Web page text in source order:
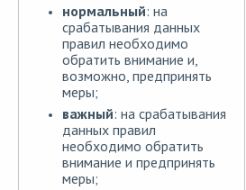
нормальный: на
срабатывания данных
правил необходимо
обратить внимание и,
возможно, предпринять
меры;
важный: на срабатывания
данных правил
необходимо обратить
внимание и предпринять
меры;